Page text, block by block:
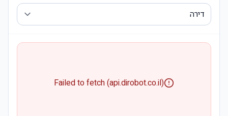
Failed to fetch (api.dirobot.co.il)